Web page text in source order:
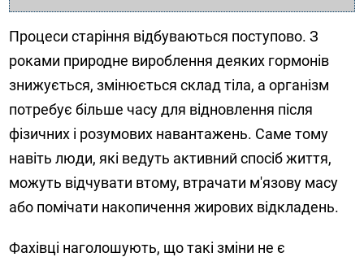
Процеси старіння відбуваються поступово. З
роками природне вироблення деяких гормонів
знижується, змінюється склад тіла, а організм
потребує більше часу для відновлення після
фізичних і розумових навантажень. Саме тому
навіть люди, які ведуть активний спосіб життя,
можуть відчувати втому, втрачати м'язову масу
або помічати накопичення жирових відкладень.
Фахівці наголошують, що такі зміни не є